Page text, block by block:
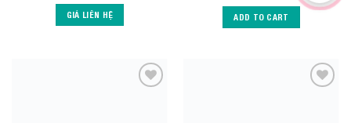
GIÁ LIÊN HỆ ADD TO CART